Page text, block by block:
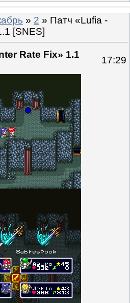
» 2 » Патч «Lufia -
[SNES]
Rate Fix» 1.1
17:29